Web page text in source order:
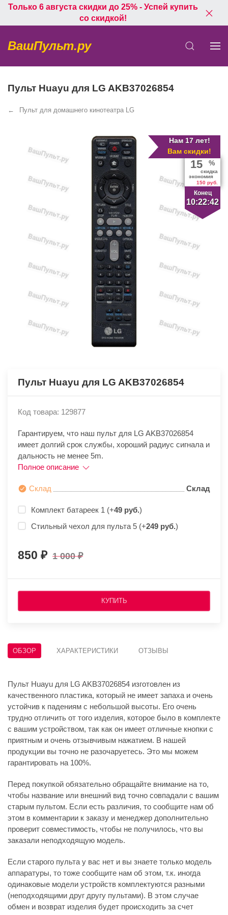
Только 6 августа скидки до 25% - Успей купить
со скидкой!
ВашПульт.ру
Пульт Huayu для LG AKB37026854
Пульт для домашнего кинотеатра LG
Нам 17 лет!
Вам скидки!
Конец
10:22:42
15 %
скидка
экономия
150 руб.
Пульт Huayu для LG AKB37026854
Код товара: 129877
Гарантируем, что наш пульт для LG AKB37026854
имеет долгий срок службы, хороший радиус сигнала и
дальность не менее 5m.
Полное описание
Склад Склад
Комплект батареек 1 (+49 руб.)
Стильный чехол для пульта 5 (+249 руб.)
850 1 000
КУПИТЬ
ОБЗОР ХАРАКТЕРИСТИКИ ОТЗЫВЫ
Пульт Huayu для LG AKB37026854 изготовлен из
качественного пластика, который не имеет запаха и очень
устойчив к падениям с небольшой высоты. Его очень
трудно отличить от того изделия, которое было в комплекте
с вашим устройством, так как он имеет отличные кнопки с
приятным и очень отзывчивым нажатием. В нашей
продукции вы точно не разочаруетесь. Это мы можем
гарантировать на 100%.
Перед покупкой обязательно обращайте внимание на то,
чтобы название или внешний вид точно совпадали с вашим
старым пультом. Если есть различия, то сообщите нам об
этом в комментарии к заказу и менеджер дополнительно
проверит совместимость, чтобы не получилось, что вы
заказали неподходящую модель.
Если старого пульта у вас нет и вы знаете только модель
аппаратуры, то тоже сообщите нам об этом, т.к. иногда
одинаковые модели устройств комплектуются разными
(неподходящими друг другу пультами). В этом случае
обмен и возврат изделия будет происходить за счет